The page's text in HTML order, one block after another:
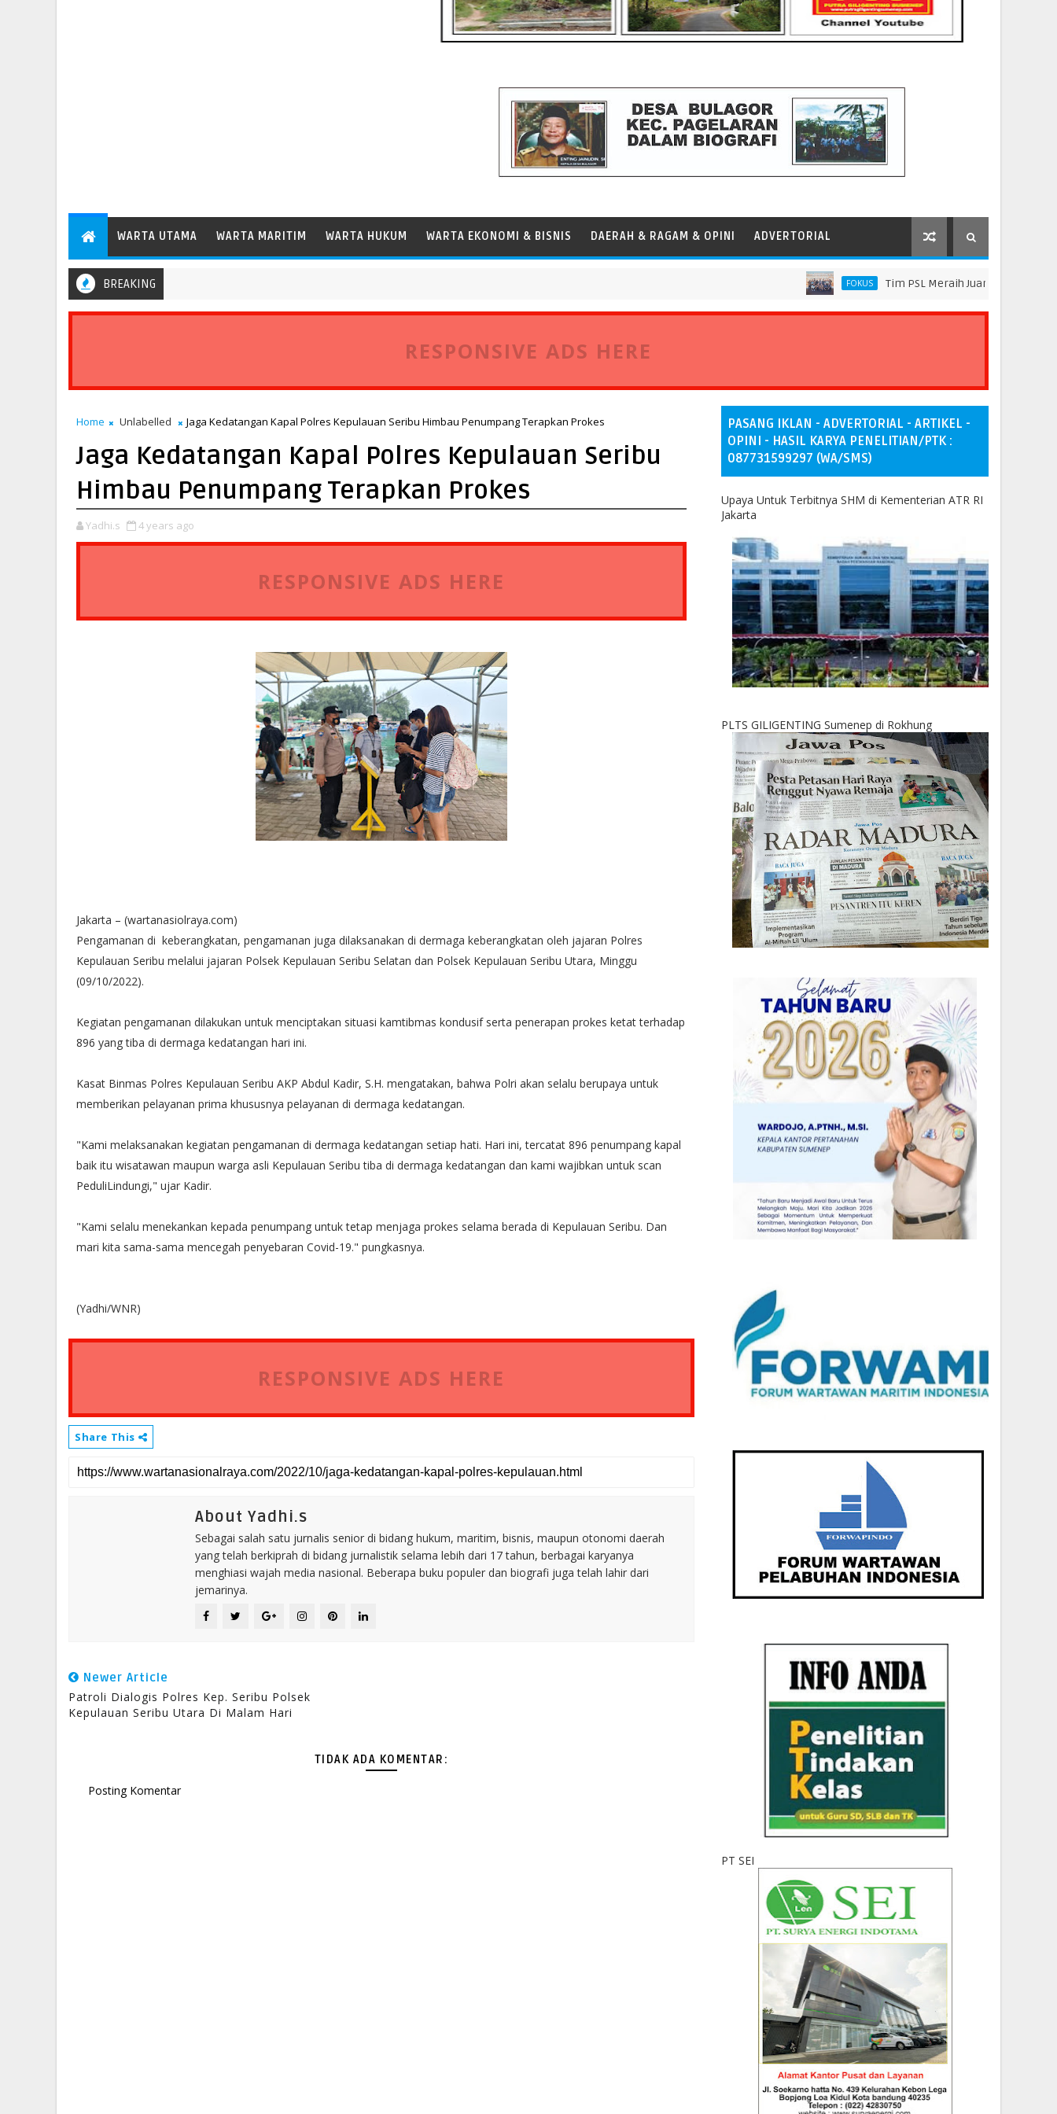
WARTA UTAMA WARTA MARITIM WARTA HUKUM WARTA EKONOMI & BISNIS DAERAH & RAGAM & OPINI ADVERTORIAL
BREAKING FOKUS Tim PSL Meraih Juara di Pelindo
Menhub Dudy Perkuat Evaluasi Aspek Keselamatan Transportasi Standar Operasional Kapal
RESPONSIVE ADS HERE
Home Unlabelled Jaga Kedatangan Kapal Polres Kepulauan Seribu Himbau Penumpang Terapkan Prokes
Jaga Kedatangan Kapal Polres Kepulauan Seribu
Himbau Penumpang Terapkan Prokes
Yadhi.s 4 years ago
RESPONSIVE ADS HERE
Jakarta – (wartanasiolraya.com)
Pengamanan di keberangkatan, pengamanan juga dilaksanakan di dermaga keberangkatan oleh jajaran Polres
Kepulauan Seribu melalui jajaran Polsek Kepulauan Seribu Selatan dan Polsek Kepulauan Seribu Utara, Minggu
(09/10/2022).
Kegiatan pengamanan dilakukan untuk menciptakan situasi kamtibmas kondusif serta penerapan prokes ketat terhadap
896 yang tiba di dermaga kedatangan hari ini.
Kasat Binmas Polres Kepulauan Seribu AKP Abdul Kadir, S.H. mengatakan, bahwa Polri akan selalu berupaya untuk
memberikan pelayanan prima khususnya pelayanan di dermaga kedatangan.
"Kami melaksanakan kegiatan pengamanan di dermaga kedatangan setiap hati. Hari ini, tercatat 896 penumpang kapal
baik itu wisatawan maupun warga asli Kepulauan Seribu tiba di dermaga kedatangan dan kami wajibkan untuk scan
PeduliLindungi," ujar Kadir.
"Kami selalu menekankan kepada penumpang untuk tetap menjaga prokes selama berada di Kepulauan Seribu. Dan
mari kita sama-sama mencegah penyebaran Covid-19." pungkasnya.
(Yadhi/WNR)
RESPONSIVE ADS HERE
Share This
About Yadhi.s
Sebagai salah satu jurnalis senior di bidang hukum, maritim, bisnis, maupun otonomi daerah
yang telah berkiprah di bidang jurnalistik selama lebih dari 17 tahun, berbagai karyanya
menghiasi wajah media nasional. Beberapa buku populer dan biografi juga telah lahir dari
jemarinya.
Newer Article
Patroli Dialogis Polres Kep. Seribu Polsek
Kepulauan Seribu Utara Di Malam Hari
TIDAK ADA KOMENTAR:
Posting Komentar
PASANG IKLAN - ADVERTORIAL - ARTIKEL -
OPINI - HASIL KARYA PENELITIAN/PTK :
087731599297 (WA/SMS)
Upaya Untuk Terbitnya SHM di Kementerian ATR RI
Jakarta
PLTS GILIGENTING Sumenep di Rokhung
PT SEI